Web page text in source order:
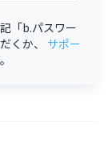
「b.パスワー
くか、
サポー